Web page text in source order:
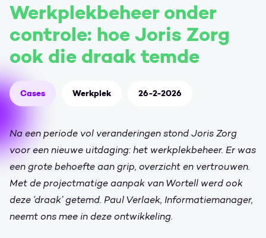
Werkplekbeheer onder
controle: hoe Joris Zorg
ook die draak temde
Cases Werkplek 26-2-2026
Na een periode vol veranderingen stond Joris Zorg
voor een nieuwe uitdaging: het werkplekbeheer. Er was
een grote behoefte aan grip, overzicht en vertrouwen.
Met de projectmatige aanpak van Wortell werd ook
deze ‘draak’ getemd. Paul Verlaek, Informatiemanager,
neemt ons mee in deze ontwikkeling.